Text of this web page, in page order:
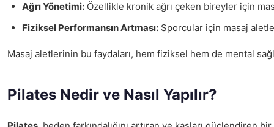
Ağrı Yönetimi: Özellikle kronik ağrı çeken bireyler için
Fiziksel Performansın Artması: Sporcular için masaj
Masaj aletlerinin bu faydaları, hem fiziksel hem de mental
Pilates Nedir ve Nasıl Yapılır?